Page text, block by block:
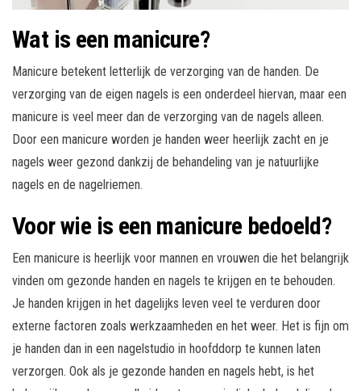
Wat is een manicure?
Manicure betekent letterlijk de verzorging van de handen. De
verzorging van de eigen nagels is een onderdeel hiervan, maar een
manicure is veel meer dan de verzorging van de nagels alleen.
Door een manicure worden je handen weer heerlijk zacht en je
nagels weer gezond dankzij de behandeling van je natuurlijke
nagels en de nagelriemen.
Voor wie is een manicure bedoeld?
Een manicure is heerlijk voor mannen en vrouwen die het belangrijk
vinden om gezonde handen en nagels te krijgen en te behouden.
Je handen krijgen in het dagelijks leven veel te verduren door
externe factoren zoals werkzaamheden en het weer. Het is fijn om
je handen dan in een nagelstudio in hoofddorp te kunnen laten
verzorgen. Ook als je gezonde handen en nagels hebt, is het